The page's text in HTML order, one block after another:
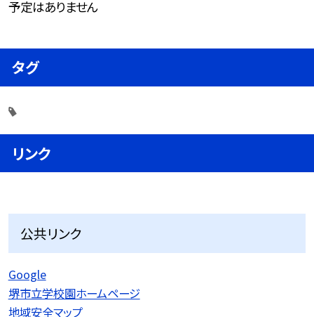
予定はありません
タグ
リンク
公共リンク
Google
堺市立学校園ホームページ
地域安全マップ